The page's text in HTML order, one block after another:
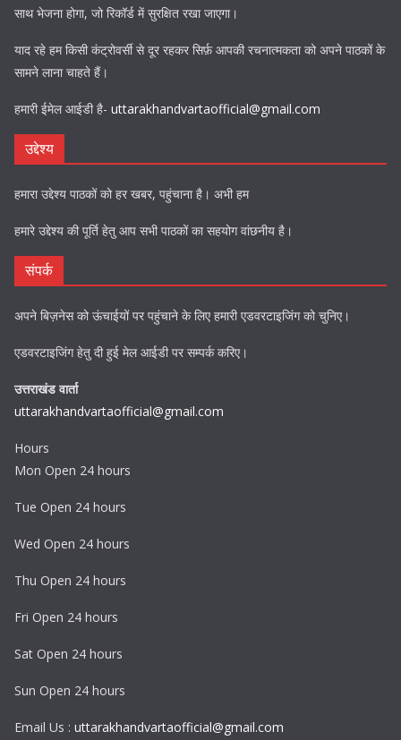
साथ भेजना होगा, जो रिकॉर्ड में सुरक्षित रखा जाएगा।
याद रहे हम किसी कंट्रोवर्सी से दूर रहकर सिर्फ़ आपकी रचनात्मकता को अपने पाठकों के
सामने लाना चाहते हैं।
हमारी ईमेल आईडी है- uttarakhandvartaofficial@gmail.com
उद्देश्य
हमारा उद्देश्य पाठकों को हर खबर, पहुंचाना है। अभी हम
हमारे उद्देश्य की पूर्ति हेतु आप सभी पाठकों का सहयोग वांछनीय है।
संपर्क
अपने बिज़नेस को ऊंचाईयों पर पहुंचाने के लिए हमारी एडवरटाइजिंग को चुनिए।
एडवरटाइजिंग हेतु दी हुई मेल आईडी पर सम्पर्क करिए।
उत्तराखंड वार्ता
uttarakhandvartaofficial@gmail.com
Hours
Mon Open 24 hours
Tue Open 24 hours
Wed Open 24 hours
Thu Open 24 hours
Fri Open 24 hours
Sat Open 24 hours
Sun Open 24 hours
Email Us : uttarakhandvartaofficial@gmail.com